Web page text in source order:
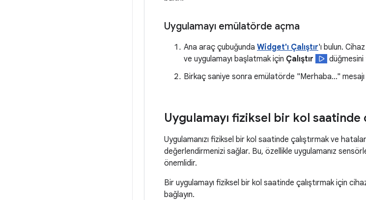
Uygulamayı emülatörde açma
Ana araç çubuğunda Widget'ı Çalıştır'ı bulun.
ve uygulamayı başlatmak için Çalıştır
düğmesini
Birkaç saniye sonra emülatörde "Merhaba..." mesajı
Uygulamayı fiziksel bir kol saatinde
Uygulamanızı fiziksel bir kol saatinde çalıştırmak ve
değerlendirmenizi sağlar. Bu, özellikle uygulamanız
önemlidir.
Bir uygulamayı fiziksel bir kol saatinde çalıştırmak için
bağlayın.